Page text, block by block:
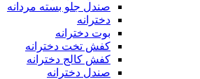
صندل جلو بسته مردانه
دخترانه
بوت دخترانه
کفش تخت دخترانه
کفش کالج دخترانه
صندل دخترانه